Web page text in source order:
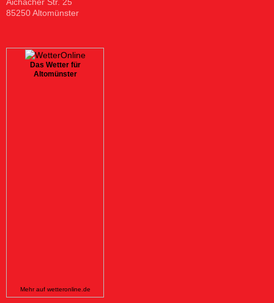
85250 Altomünster
Das Wetter für
Altomünster
Mehr auf wetteronline.de